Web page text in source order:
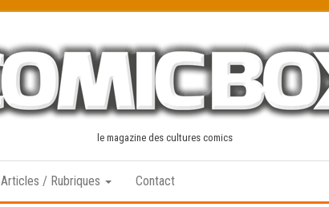
le magazine des cultures comics
Articles / Rubriques Contact